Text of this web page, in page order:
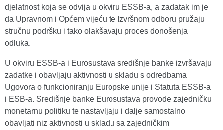
djelatnost koja se odvija u okviru ESSB-a, a zadatak im je
da Upravnom i Općem vijeću te Izvršnom odboru pružaju
stručnu podršku i tako olakšavaju proces donošenja
odluka.
U okviru ESSB-a i Eurosustava središnje banke izvršavaju
zadatke i obavljaju aktivnosti u skladu s odredbama
Ugovora o funkcioniranju Europske unije i Statuta ESSB-a
i ESB-a. Središnje banke Eurosustava provode zajedničku
monetarnu politiku te nastavljaju i dalje samostalno
obavljati niz aktivnosti u skladu sa zajedničkim